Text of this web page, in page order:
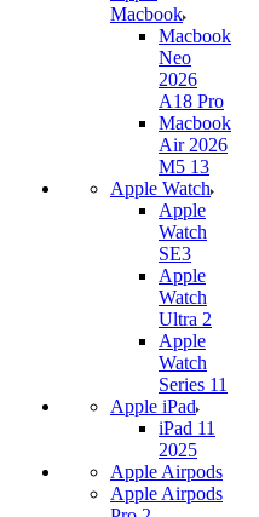
Macbook
Macbook
Neo
2026
A18 Pro
Macbook
Air 2026
M5 13
Apple Watch
Apple
Watch
SE3
Apple
Watch
Ultra 2
Apple
Watch
Series 11
Apple iPad
iPad 11
2025
Apple Airpods
Apple Airpods